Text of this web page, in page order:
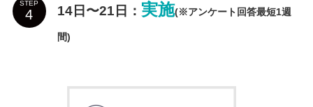
STEP 14日〜21日 ： 実施(※アンケート回答最短1週
間)